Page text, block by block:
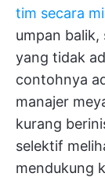
tim secara
umpan balik,
yang tidak
contohnya
manajer
kurang
selektif
mendukung